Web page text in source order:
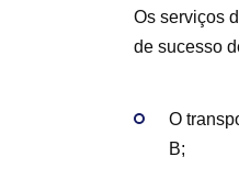
Os serviços
de sucesso
O
B;